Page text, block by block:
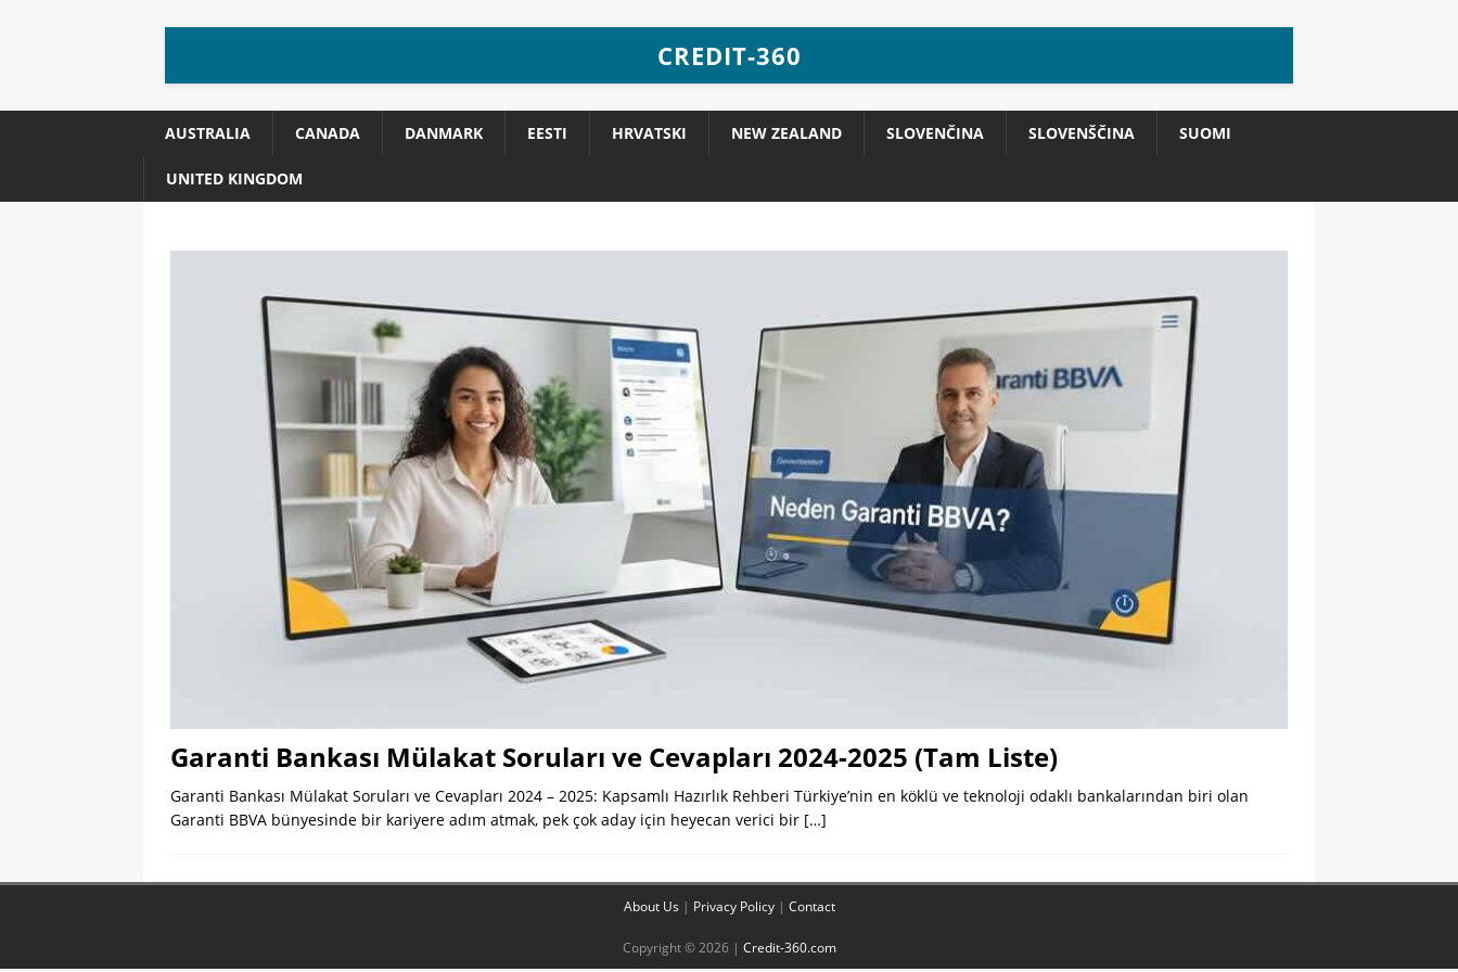
CREDIT-360
AUSTRALIA CANADA DANMARK EESTI HRVATSKI NEW ZEALAND SLOVENČINA SLOVENŠČINA SUOMI
UNITED KINGDOM
Garanti Bankası Mülakat Soruları ve Cevapları 2024-2025 (Tam Liste)
Garanti Bankası Mülakat Soruları ve Cevapları 2024 – 2025: Kapsamlı Hazırlık Rehberi Türkiye’nin en köklü ve teknoloji odaklı bankalarından biri olan
Garanti BBVA bünyesinde bir kariyere adım atmak, pek çok aday için heyecan verici bir […]
About Us | Privacy Policy| Contact
Copyright © 2026 | Credit-360.com